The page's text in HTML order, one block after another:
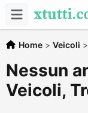
Home > Veicoli >
Nessun
Veicoli,